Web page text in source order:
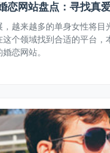
恋网站盘点：寻找真
越来越多的单身女性将目
个领域找到合适的平台，
恋网站。